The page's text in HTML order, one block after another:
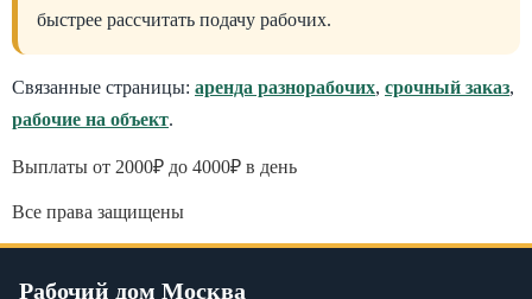
быстрее рассчитать подачу рабочих.
Связанные страницы: аренда разнорабочих, срочный заказ,
рабочие на объект.
Выплаты от 2000₽ до 4000₽ в день
Все права защищены
Рабочий дом Москва